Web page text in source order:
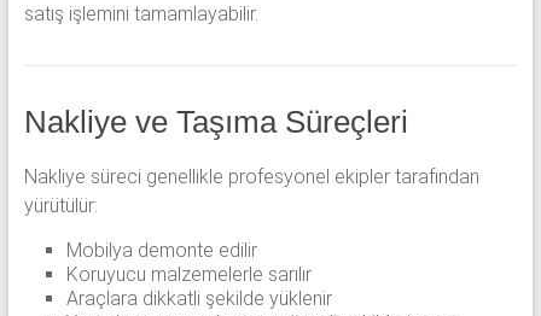
satış işlemini tamamlayabilir.
Nakliye ve Taşıma Süreçleri
Nakliye süreci genellikle profesyonel ekipler tarafından
yürütülür:
Mobilya demonte edilir
Koruyucu malzemelerle sarılır
Araçlara dikkatli şekilde yüklenir